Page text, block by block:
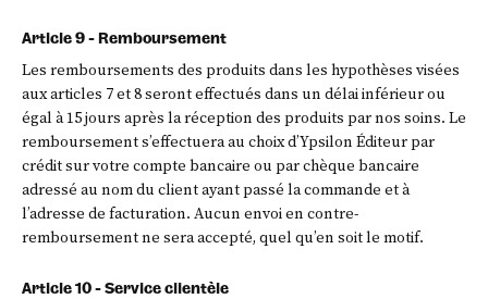
Article 9 - Remboursement
Les remboursements des produits dans les hypothèses visées
aux articles 7 et 8 seront effectués dans un délai inférieur ou
égal à 15 jours après la réception des produits par nos soins. Le
remboursement s’effectuera au choix d’Ypsilon Éditeur par
crédit sur votre compte bancaire ou par chèque bancaire
adressé au nom du client ayant passé la commande et à
l’adresse de facturation. Aucun envoi en contre-
remboursement ne sera accepté, quel qu’en soit le motif.
Article 10 - Service clientèle